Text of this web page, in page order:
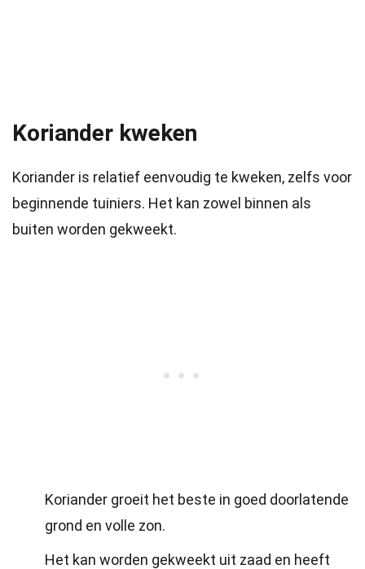
Koriander kweken
Koriander is relatief eenvoudig te kweken, zelfs voor
beginnende tuiniers. Het kan zowel binnen als
buiten worden gekweekt.
Koriander groeit het beste in goed doorlatende
grond en volle zon.
Het kan worden gekweekt uit zaad en heeft